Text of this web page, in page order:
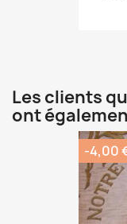
Les clients
ont
-4,00